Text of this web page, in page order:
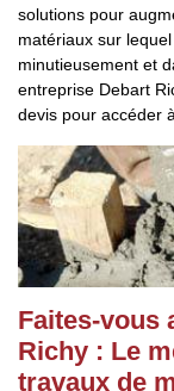
solutions pour
matériaux sur
minutieusement et
entreprise Debart
devis pour accéder
Faites-vous
Richy : Le
travaux de